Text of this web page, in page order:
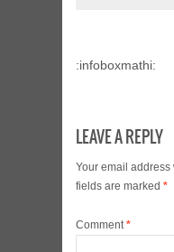
:infoboxmathi:
LEAVE A REPLY
Your email
fields are marked *
Comment*